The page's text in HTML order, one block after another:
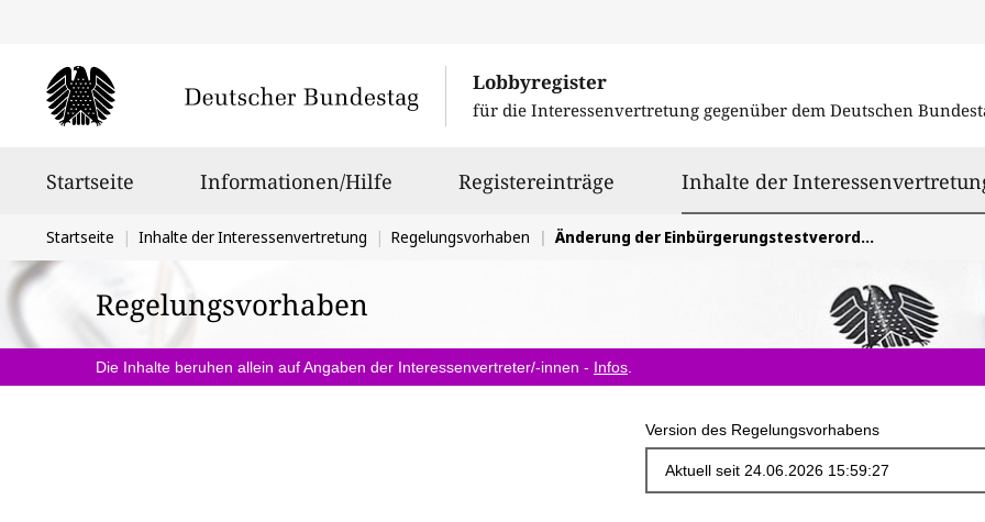
Lobbyregister
für die Interessenvertretung gegenüber dem Deutschen
Startseite Informationen/Hilfe Registereinträge Inhalte der
Sie
befinden
sich
hier:
Startseite Inhalte der Interessenvertretung Regelungsvorhaben Änderung der Einbürgerungstestverordnung
Regelungsvorhaben
Die Inhalte beruhen allein auf Angaben der Interessenvertreter/-innen - Infos
Version des Regelungsvorhabens